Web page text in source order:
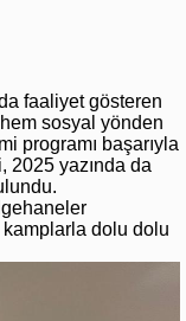
faaliyet gösteren
sosyal yönden
programı başarıyla
2025 yazında da
dolu dolu